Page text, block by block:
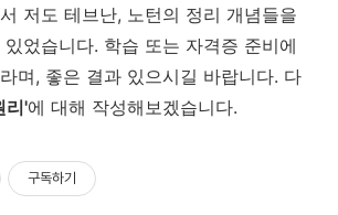
저도 테브난, 노턴의 정리 개념들을
었습니다. 학습 또는 자격증 준비에
며, 좋은 결과 있으시길 바랍니다. 다
리'에 대해 작성해보겠습니다.
구독하기